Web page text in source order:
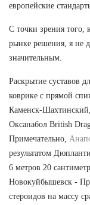
европейские
С точки зрения того,
рынке решения, я не
значительным.
Раскрытие суставов
коврике с прямой
Каменск-
Оксанабол British
Примечательно,
результатом
6 метров 20
Новокуйбышевск -
стероидов на массу